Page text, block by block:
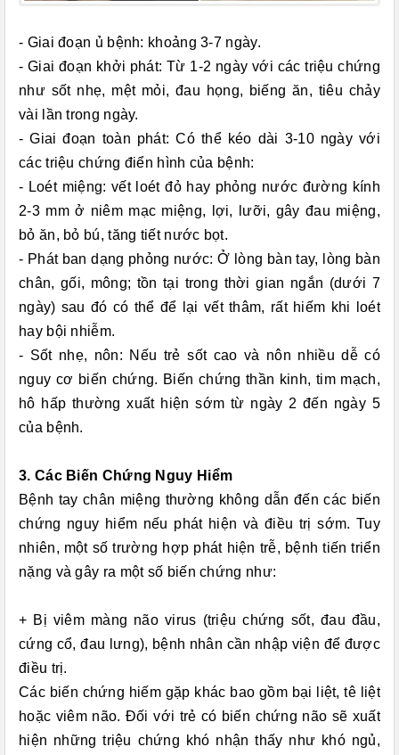
- Giai đoạn ủ bệnh: khoảng 3-7 ngày.
- Giai đoạn khởi phát: Từ 1-2 ngày với các triệu chứng
như sốt nhẹ, mệt mỏi, đau họng, biếng ăn, tiêu chảy
vài lần trong ngày.
- Giai đoạn toàn phát: Có thể kéo dài 3-10 ngày với
các triệu chứng điển hình của bệnh:
- Loét miệng: vết loét đỏ hay phỏng nước đường kính
2-3 mm ở niêm mạc miệng, lợi, lưỡi, gây đau miệng,
bỏ ăn, bỏ bú, tăng tiết nước bọt.
- Phát ban dạng phỏng nước: Ở lòng bàn tay, lòng bàn
chân, gối, mông; tồn tại trong thời gian ngắn (dưới 7
ngày) sau đó có thể để lại vết thâm, rất hiếm khi loét
hay bội nhiễm.
- Sốt nhẹ, nôn: Nếu trẻ sốt cao và nôn nhiều dễ có
nguy cơ biến chứng. Biến chứng thần kinh, tim mạch,
hô hấp thường xuất hiện sớm từ ngày 2 đến ngày 5
của bệnh.
3. Các Biến Chứng Nguy Hiểm
Bệnh tay chân miệng thường không dẫn đến các biến
chứng nguy hiểm nếu phát hiện và điều trị sớm. Tuy
nhiên, một số trường hợp phát hiện trễ, bệnh tiến triển
nặng và gây ra một số biến chứng như:
+ Bị viêm màng não virus (triệu chứng sốt, đau đầu,
cứng cổ, đau lưng), bệnh nhân cần nhập viện để được
điều trị.
Các biến chứng hiếm gặp khác bao gồm bại liệt, tê liệt
hoặc viêm não. Đối với trẻ có biến chứng não sẽ xuất
hiện những triệu chứng khó nhận thấy như khó ngủ,